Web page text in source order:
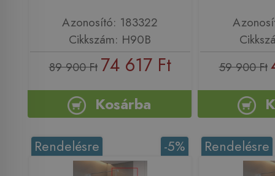
Azonosító: 183322
Cikkszám: H90B
89 900 Ft 74 617 Ft
Kosárba
59 900 Ft
-5%
Rendelésre Rendelésre